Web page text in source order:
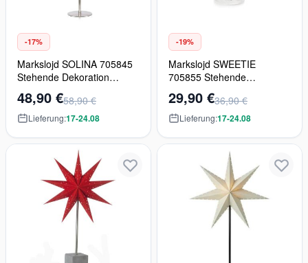
-17%
Markslojd SOLINA 705845
Stehende Dekoration
1x6W/E14 IP20
48,90 €58,90 €
Lieferung:17-24.08
-19%
Markslojd SWEETIE
705855 Stehende
Dekoration 14x0,03W/LED
IP20
29,90 €36,90 €
Lieferung:17-24.08